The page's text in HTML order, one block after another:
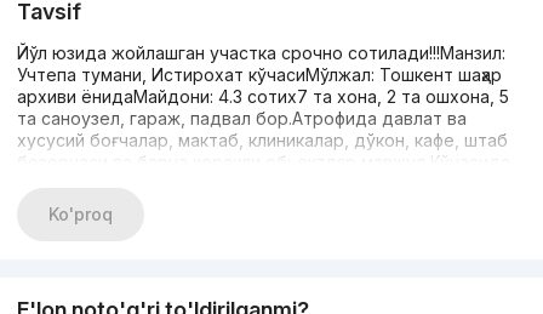
Tavsif
Йўл юзида жойлашган участка срочно сотилади!!!Манзил:
Учтепа тумани, Истирохат кўчасиМўлжал: Тошкент шаҳар
архиви ёнидаМайдони: 4.3 сотих7 та хона, 2 та ошхона, 5
та саноузел, гараж, падвал бор.Атрофида давлат ва
хусусий боғчалар, мактаб, клиникалар, дўкон, кафе, штаб
бозорчаси ва барча керакли обьектлар мавжуд.Кўчасида
умуман муаммо йўқ.Кўчада пиёда юриш учун истирохат
боғи ва болалар майдончалари мавжуд.Яшаш жойидан
Ko'proq